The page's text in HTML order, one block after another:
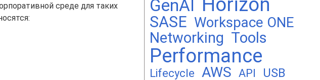
среде для таких
GenAI
SASE Workspace ONE
Networking Tools
Performance
Lifecycle AWS API USB